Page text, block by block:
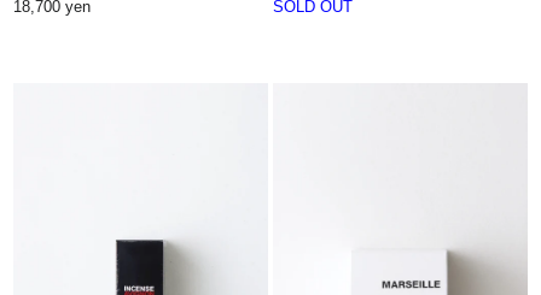
18,700 yen SOLD OUT